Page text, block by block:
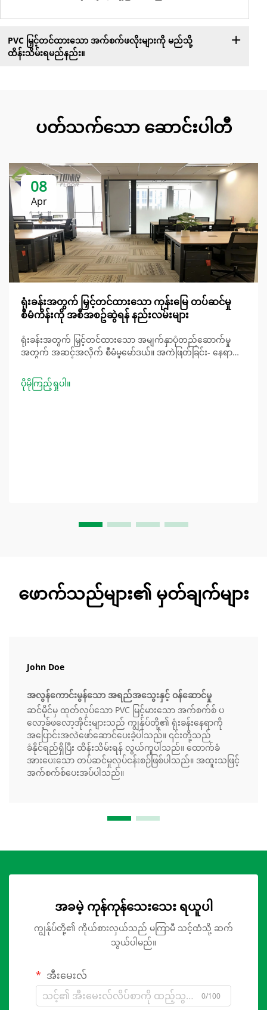
PVC မြှင့်တင်ထားသော အက်စက်ဖလိုးများကို မည်သို့
ထိန်းသိမ်းရမည်နည်း။
ပတ်သက်သော ဆောင်းပါတီ
08
Apr
ရုံးခန်းအတွက် မြှင့်တင်ထားသော ကုန်းမြေ တပ်ဆင်မှု
စီမံကိန်းကို အစီအစဥ်ဆွဲရန် နည်းလမ်းများ
ရုံးခန်းအတွက် မြှင့်တင်ထားသော အမျက်နှာပုံတည်ဆောက်မှု
အတွက် အဆင့်အလိုက် စီမံမှုမော်ဒယ်။ အကဲဖြတ်ခြင်း- နေရာ
အဆောက်အအုံ။ အရေးကြီးသော ပထမဆုံးအဆင်းသည်
အမျက်နှာပုံအောက်ရှိ အဆောက်အဦး၏ အစိတ်အပိုင်းအားလုံး
ပိုမိုကြည့်ရှုပါ။
ဖောက်သည်များ၏ မှတ်ချက်များ
John Doe
အလွန်ကောင်းမွန်သော အရည်အသွေးနှင့် ဝန်ဆောင်မှု
ဆင်မိုင်မှ ထုတ်လုပ်သော PVC မြင့်မားသော အက်စက်စ် ပ
လော့ခ်ဖလော့အိုင်းများသည် ကျွန်ုပ်တို့၏ ရုံးခန်းနေရာကို
အပြောင်းအလဲဖော်ဆောင်ပေးခဲ့ပါသည်။ ၎င်းတို့သည်
ခံနိုင်ရည်ရှိပြီး ထိန်းသိမ်းရန် လွယ်ကူပါသည်။ ထောက်ခံ
အားပေးသော တပ်ဆင်မှုလုပ်ငန်းစဉ်ဖြစ်ပါသည်။ အထူးသဖြင့်
အက်စက်စ်ပေးအပ်ပါသည်။
အခမဲ့ ကုန်ကုန်သေးသေး ရယူပါ
ကျွန်ုပ်တို့၏ ကိုယ်စားလှယ်သည် မကြာမီ သင့်ထံသို့ ဆက်
သွယ်ပါမည်။
အီးမေးလ်
0/100